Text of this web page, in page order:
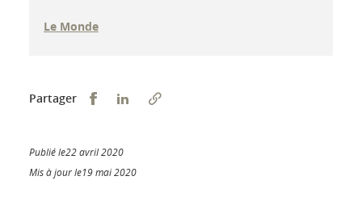
Le Monde
Partager Partager sur Facebook
Partager sur LinkedIn
Publié le22 avril 2020
Mis à jour le19 mai 2020